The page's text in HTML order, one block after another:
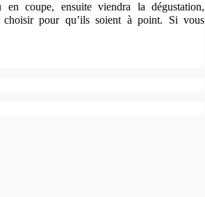
coupe, ensuite viendra la dégustation,
choisir pour qu’ils soient à point. Si vous